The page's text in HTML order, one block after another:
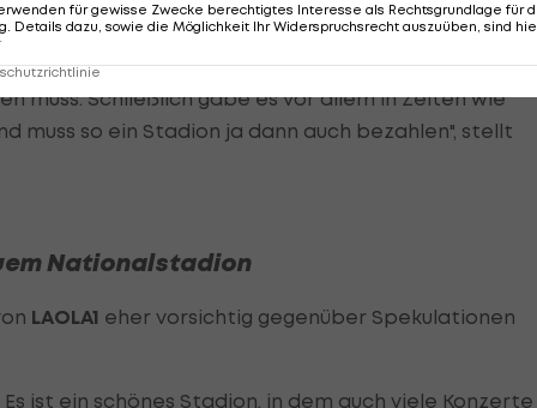
(Anm.:Josef Pröll wird neuer ÖFB-Präsident>>>)
und Vorstellungen gibt."
muss. Schließlich gäbe es vor allem in Zeiten wie
muss so ein Stadion ja dann auch bezahlen", stellt
Nationalstadion
LAOLA1 eher vorsichtig gegenüber Spekulationen
ist ein schönes Stadion, in dem auch viele Konzerte
für gewisse Zwecke berechtigtes Interesse als Rechtsgrundlage für
Details dazu, sowie die Möglichkeit Ihr Widerspruchsrecht auszuüben, sind